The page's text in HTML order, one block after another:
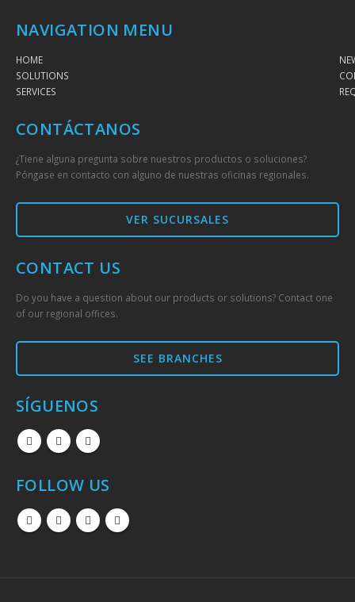
NAVIGATION MENU
HOME
SOLUTIONS
SERVICES
CONTÁCTANOS
¿Tiene alguna pregunta sobre nuestros productos o soluciones?
Póngase en contacto con alguno de nuestras oficinas regionales.
VER SUCURSALES
CONTACT US
Do you have a question about our products or solutions? Contact one
of our regional offices.
SEE BRANCHES
SÍGUENOS
FOLLOW US